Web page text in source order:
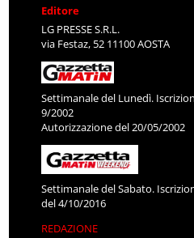
Editore
LG PRESSE S.R.L.
via Festaz, 52 11100 AOSTA
Settimanale del Lunedì.
9/2002
Autorizzazione del 20/05/2002
Settimanale del Sabato.
del 4/10/2016
REDAZIONE